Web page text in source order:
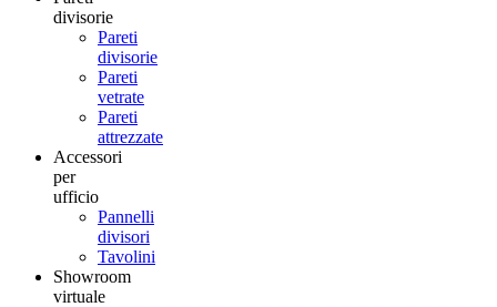
divisorie
Pareti
divisorie
Pareti
vetrate
Pareti
attrezzate
Accessori
per
ufficio
Pannelli
divisori
Tavolini
Showroom
virtuale